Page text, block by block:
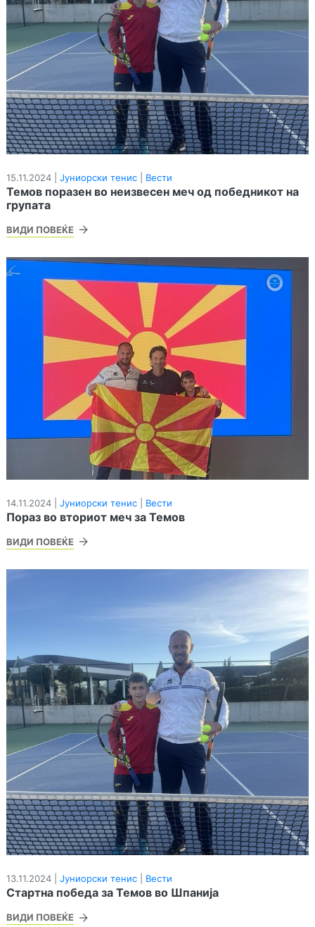
15.11.2024 | Јуниорски тенис Вести
Темов поразен во неизвесен меч од победникот на
групата
ВИДИ ПОВЕЌЕ
14.11.2024 | Јуниорски тенис Вести
Пораз во вториот меч за Темов
ВИДИ ПОВЕЌЕ
13.11.2024 | Јуниорски тенис Вести
Стартна победа за Темов во Шпанија
ВИДИ ПОВЕЌЕ